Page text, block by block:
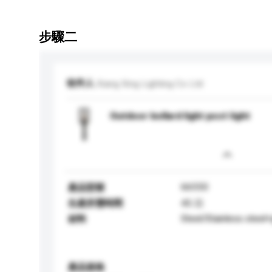
步驟二
收件人 Xiang Xing Lighting Co Ltd
Outdoor bollard light post light
產品型號
66550
生產所需時間
45 日
材料
Steel/Stainless
產品規格